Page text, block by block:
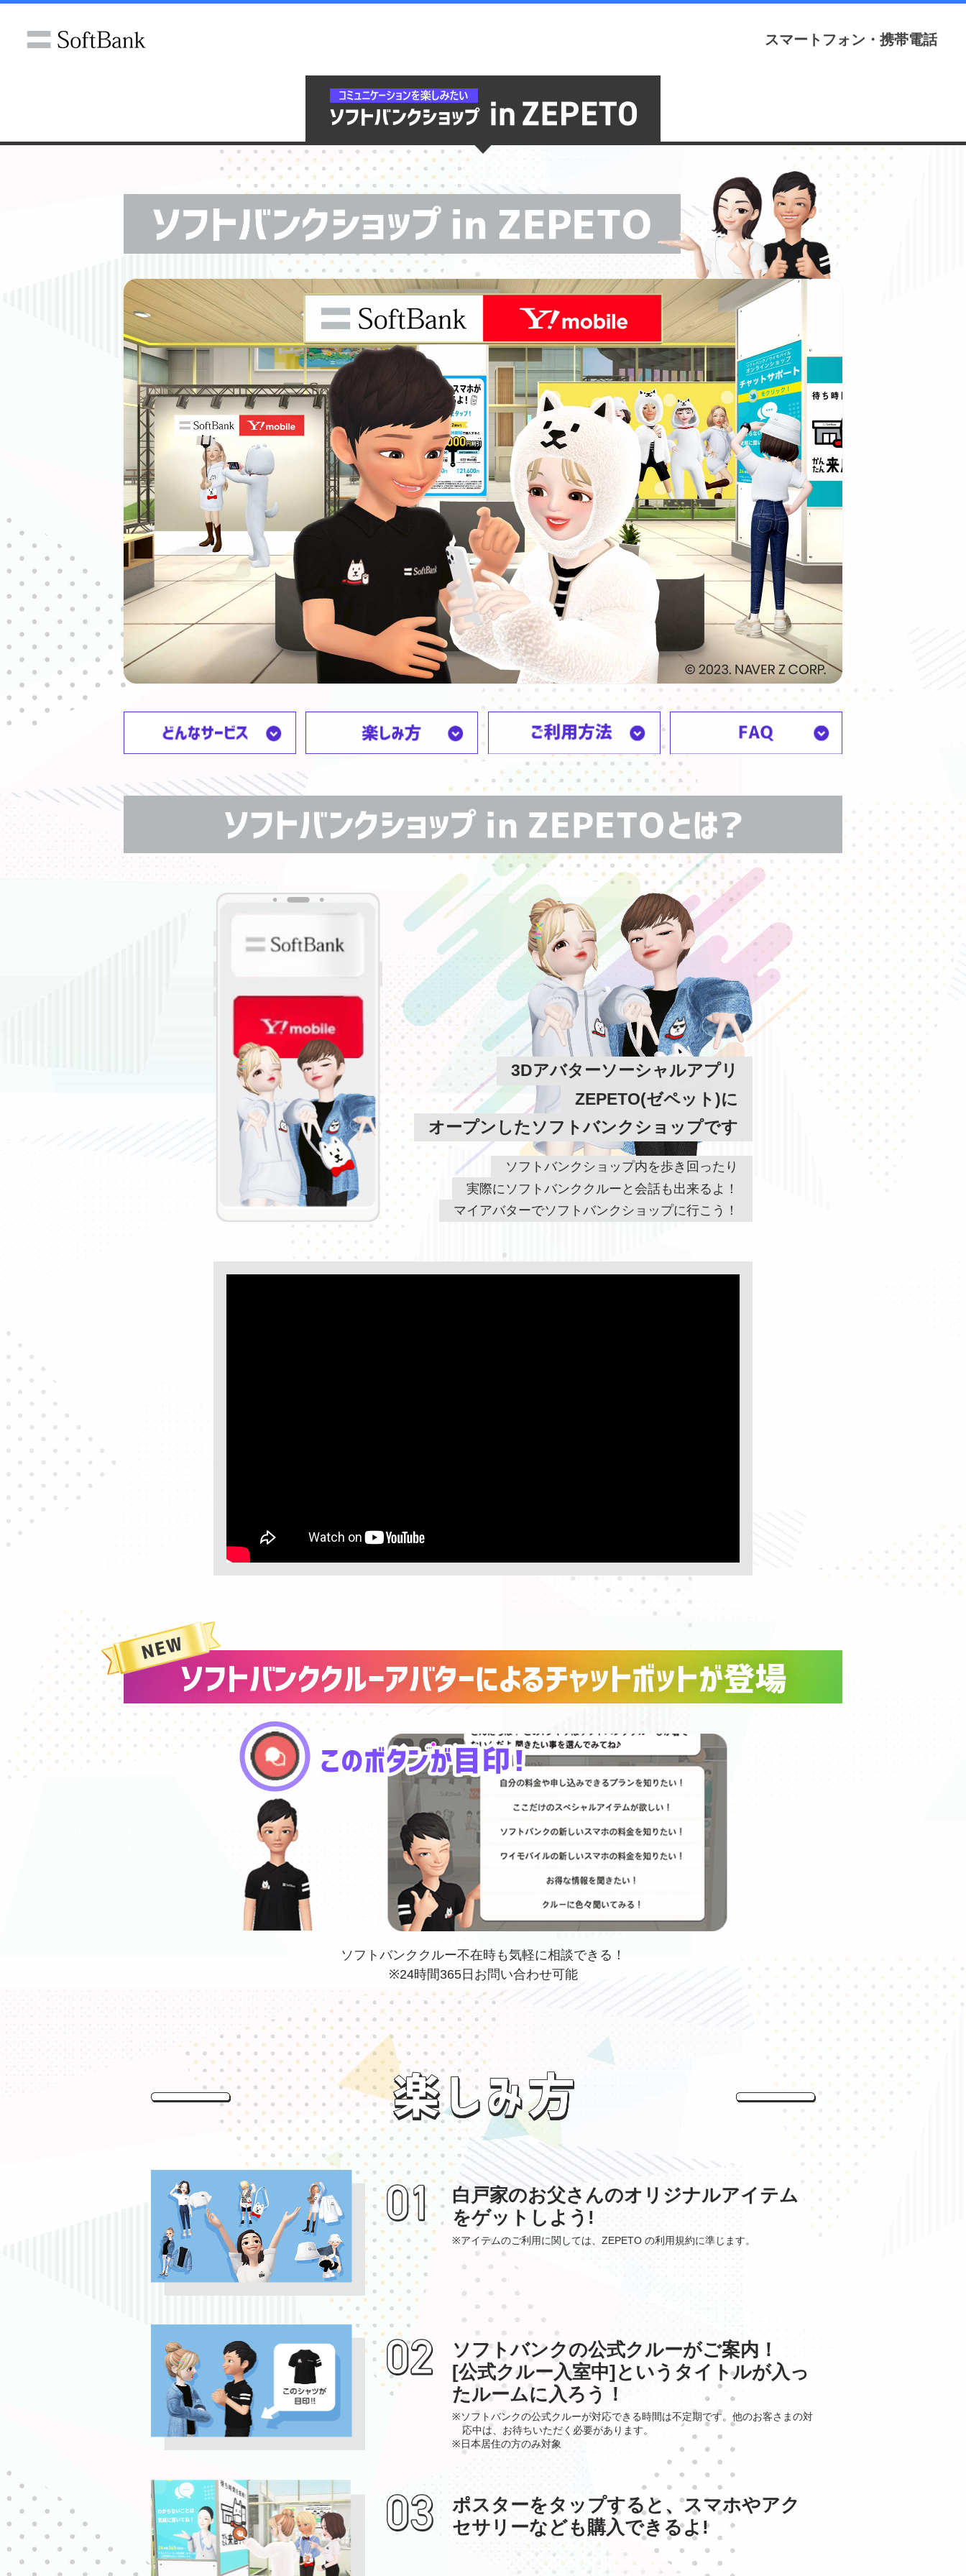
スマートフォン・携帯電話
3Dアバターソーシャルアプリ
ZEPETO(ゼペット)に
オープンしたソフトバンクショップです
ソフトバンクショップ内を歩き回ったり
実際にソフトバンククルーと会話も出来るよ！
マイアバターでソフトバンクショップに行こう！
ソフトバンククルー不在時も気軽に相談できる！
※24時間365日お問い合わせ可能
白戸家のお父さんのオリジナルアイテム
をゲットしよう!
※アイテムのご利用に関しては、ZEPETO の利用規約に準じます。
ソフトバンクの公式クルーがご案内！
[公式クルー入室中]というタイトルが入っ
たルームに入ろう！
※ソフトバンクの公式クルーが対応できる時間は不定期です。他のお客さまの対
応中は、お待ちいただく必要があります。
※日本居住の方のみ対象
ポスターをタップすると、スマホやアク
セサリーなども購入できるよ!